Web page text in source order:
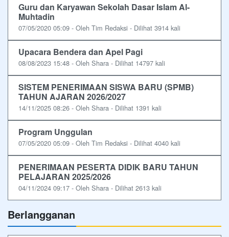
Guru dan Karyawan Sekolah Dasar Islam Al-
Muhtadin
07/05/2020 05:09 - Oleh Tim Redaksi - Dilihat 3914 kali
Upacara Bendera dan Apel Pagi
08/08/2023 15:48 - Oleh Shara - Dilihat 14797 kali
SISTEM PENERIMAAN SISWA BARU (SPMB)
TAHUN AJARAN 2026/2027
14/11/2025 08:26 - Oleh Shara - Dilihat 1391 kali
Program Unggulan
07/05/2020 05:09 - Oleh Tim Redaksi - Dilihat 4040 kali
PENERIMAAN PESERTA DIDIK BARU TAHUN
PELAJARAN 2025/2026
04/11/2024 09:17 - Oleh Shara - Dilihat 2613 kali
Berlangganan